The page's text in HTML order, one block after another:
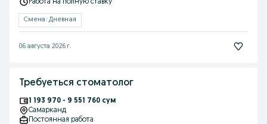
Работа на полную ставку
Смена: Дневная
06 августа 2026 г.
Требуеться стоматолог
1 193 970 - 9 551 760 сум
Самарканд
Постоянная работа